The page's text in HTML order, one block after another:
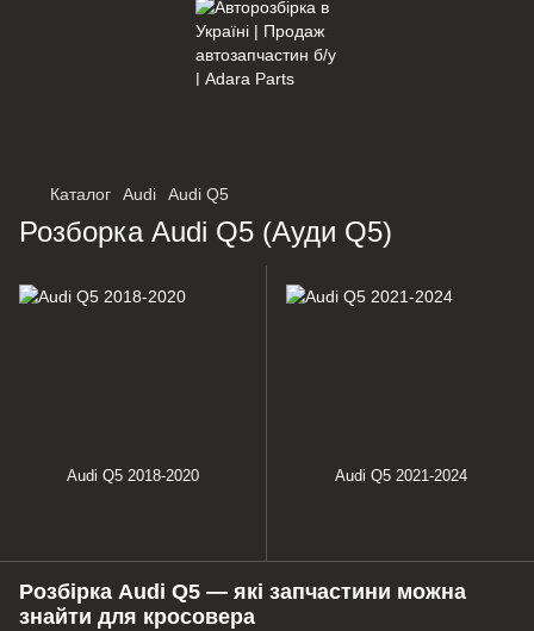
Оберіть мережу для переходу
Каталог Audi Audi Q5
Розборка Audi Q5 (Ауди Q5)
Розбірка Audi Q5 — які запчастини можна
знайти для кросовера
Audi Q5 2018-2020 Audi Q5 2021-2024